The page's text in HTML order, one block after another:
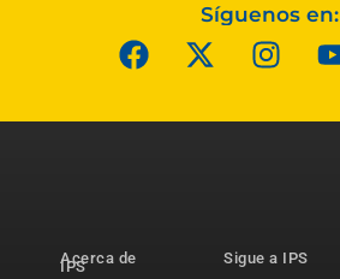
Síguenos en:
Acerca de
IPS
Sigue a IPS